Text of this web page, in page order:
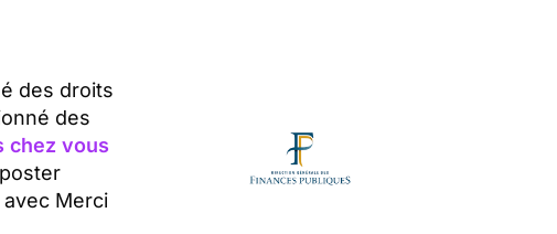
des droits
des
chez vous
Merci